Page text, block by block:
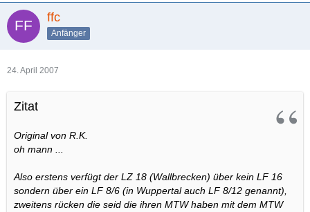
ffc
Anfänger
24. April 2007
Zitat
Original von R.K.
oh mann ...
Also erstens verfügt der LZ 18 (Wallbrecken) über kein LF 16
sondern über ein LF 8/6 (in Wuppertal auch LF 8/12 genannt),
zweitens rücken die seid die ihren MTW haben mit dem MTW